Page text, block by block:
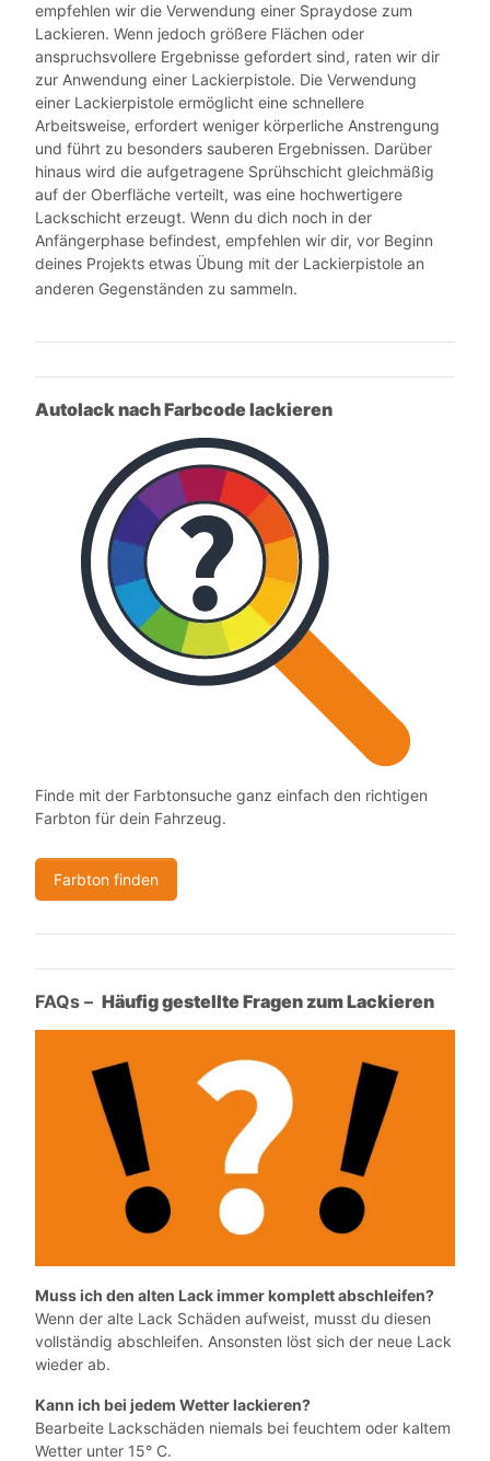
empfehlen wir die Verwendung einer Spraydose zum
Lackieren. Wenn jedoch größere Flächen oder
anspruchsvollere Ergebnisse gefordert sind, raten wir dir
zur Anwendung einer Lackierpistole. Die Verwendung
einer Lackierpistole ermöglicht eine schnellere
Arbeitsweise, erfordert weniger körperliche Anstrengung
und führt zu besonders sauberen Ergebnissen. Darüber
hinaus wird die aufgetragene Sprühschicht gleichmäßig
auf der Oberfläche verteilt, was eine hochwertigere
Lackschicht erzeugt. Wenn du dich noch in der
Anfängerphase befindest, empfehlen wir dir, vor Beginn
deines Projekts etwas Übung mit der Lackierpistole an
anderen Gegenständen zu sammeln.
Autolack nach Farbcode lackieren
Finde mit der Farbtonsuche ganz einfach den richtigen
Farbton für dein Fahrzeug.
Farbton finden
FAQs – Häufig gestellte Fragen zum Lackieren
Muss ich den alten Lack immer komplett abschleifen?
Wenn der alte Lack Schäden aufweist, musst du diesen
vollständig abschleifen. Ansonsten löst sich der neue Lack
wieder ab.
Kann ich bei jedem Wetter lackieren?
Bearbeite Lackschäden niemals bei feuchtem oder kaltem
Wetter unter 15° C.